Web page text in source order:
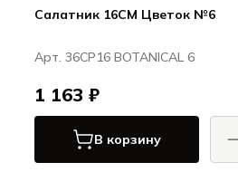
Салатник 16CM Цветок №6
Арт. 36CP16 BOTANICAL 6
1 163 ₽
В корзину